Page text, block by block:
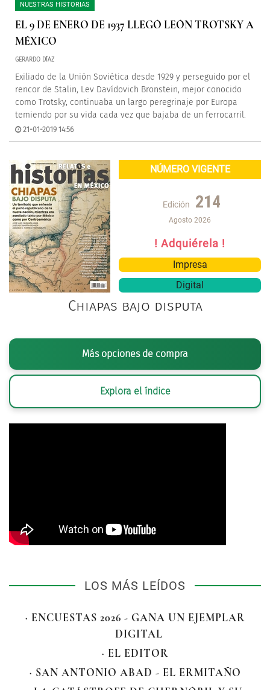
NUESTRAS HISTORIAS
EL 9 DE ENERO DE 1937 LLEGÓ LEÓN TROTSKY A
MÉXICO
GERARDO DÍAZ
Exiliado de la Unión Soviética desde 1929 y perseguido por el
rencor de Stalin, Lev Davídovich Bronstein, mejor conocido
como Trotsky, continuaba un largo peregrinaje por Europa
temiendo por su vida cada vez que bajaba de un ferrocarril.
21-01-2019 14:56
NÚMERO VIGENTE
Edición 214
Agosto 2026
! Adquiérela !
Impresa
Digital
Chiapas bajo disputa
Más opciones de compra
Explora el índice
LOS MÁS LEÍDOS
· ENCUESTAS 2026 - GANA UN EJEMPLAR
DIGITAL
· EL EDITOR
· SAN ANTONIO ABAD - EL ERMITAÑO